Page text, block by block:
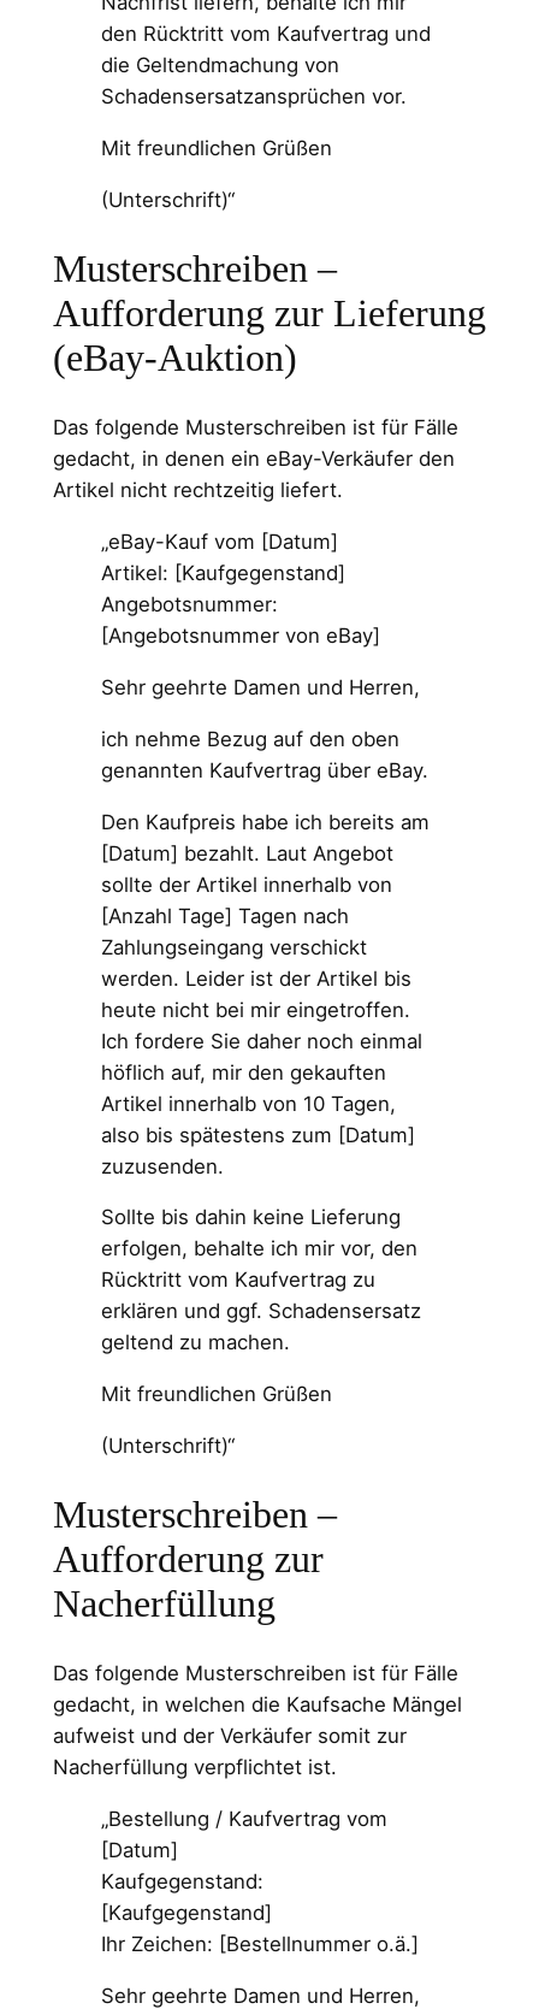
den Rücktritt vom Kaufvertrag und
die Geltendmachung von
Schadensersatzansprüchen vor.
Mit freundlichen Grüßen
(Unterschrift)“
Musterschreiben –
Aufforderung zur Lieferung
(eBay-Auktion)
Das folgende Musterschreiben ist für Fälle
gedacht, in denen ein eBay-Verkäufer den
Artikel nicht rechtzeitig liefert.
„eBay-Kauf vom [Datum]
Artikel: [Kaufgegenstand]
Angebotsnummer:
[Angebotsnummer von eBay]
Sehr geehrte Damen und Herren,
ich nehme Bezug auf den oben
genannten Kaufvertrag über eBay.
Den Kaufpreis habe ich bereits am
[Datum] bezahlt. Laut Angebot
sollte der Artikel innerhalb von
[Anzahl Tage] Tagen nach
Zahlungseingang verschickt
werden. Leider ist der Artikel bis
heute nicht bei mir eingetroffen.
Ich fordere Sie daher noch einmal
höflich auf, mir den gekauften
Artikel innerhalb von 10 Tagen,
also bis spätestens zum [Datum]
zuzusenden.
Sollte bis dahin keine Lieferung
erfolgen, behalte ich mir vor, den
Rücktritt vom Kaufvertrag zu
erklären und ggf. Schadensersatz
geltend zu machen.
Mit freundlichen Grüßen
(Unterschrift)“
Musterschreiben –
Aufforderung zur
Nacherfüllung
Das folgende Musterschreiben ist für Fälle
gedacht, in welchen die Kaufsache Mängel
aufweist und der Verkäufer somit zur
Nacherfüllung verpflichtet ist.
„Bestellung / Kaufvertrag vom
[Datum]
Kaufgegenstand:
[Kaufgegenstand]
Ihr Zeichen: [Bestellnummer o.ä.]
Sehr geehrte Damen und Herren,